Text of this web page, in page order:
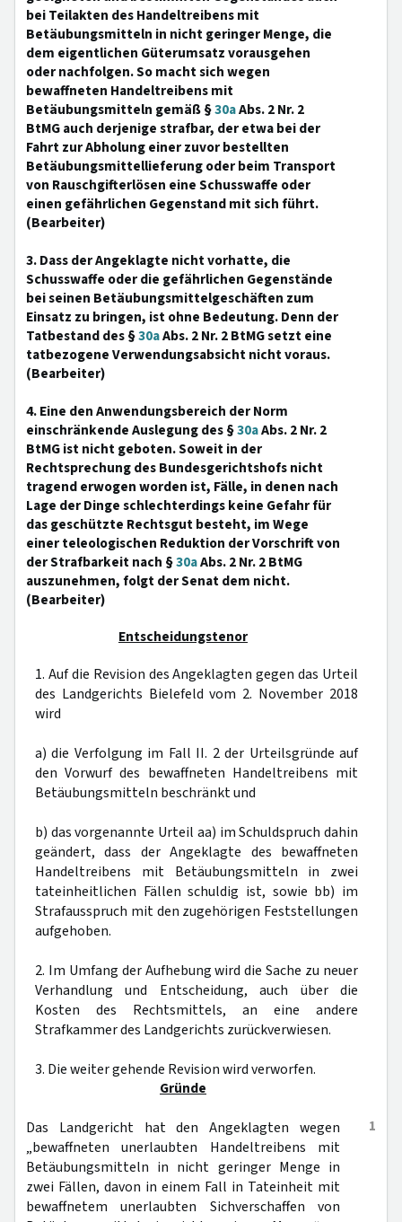
bei Teilakten des Handeltreibens mit
Betäubungsmitteln in nicht geringer Menge, die
dem eigentlichen Güterumsatz vorausgehen
oder nachfolgen. So macht sich wegen
bewaffneten Handeltreibens mit
Betäubungsmitteln gemäß §30aAbs. 2 Nr. 2
BtMG auch derjenige strafbar, der etwa bei der
Fahrt zur Abholung einer zuvor bestellten
Betäubungsmittellieferung oder beim Transport
von Rauschgifterlösen eine Schusswaffe oder
einen gefährlichen Gegenstand mit sich führt.
(Bearbeiter)
3. Dass der Angeklagte nicht vorhatte, die
Schusswaffe oder die gefährlichen Gegenstände
bei seinen Betäubungsmittelgeschäften zum
Einsatz zu bringen, ist ohne Bedeutung. Denn der
Tatbestand des §30aAbs. 2 Nr. 2 BtMG setzt eine
tatbezogene Verwendungsabsicht nicht voraus.
(Bearbeiter)
4. Eine den Anwendungsbereich der Norm
einschränkende Auslegung des §30aAbs. 2 Nr. 2
BtMG ist nicht geboten. Soweit in der
Rechtsprechung des Bundesgerichtshofs nicht
tragend erwogen worden ist, Fälle, in denen nach
Lage der Dinge schlechterdings keine Gefahr für
das geschützte Rechtsgut besteht, im Wege
einer teleologischen Reduktion der Vorschrift von
der Strafbarkeit nach §30aAbs. 2 Nr. 2 BtMG
auszunehmen, folgt der Senat dem nicht.
(Bearbeiter)
Entscheidungstenor
1. Auf die Revision des Angeklagten gegen das Urteil
des Landgerichts Bielefeld vom 2. November 2018
wird
a) die Verfolgung im Fall II. 2 der Urteilsgründe auf
den Vorwurf des bewaffneten Handeltreibens mit
Betäubungsmitteln beschränkt und
b) das vorgenannte Urteil aa) im Schuldspruch dahin
geändert, dass der Angeklagte des bewaffneten
Handeltreibens mit Betäubungsmitteln in zwei
tateinheitlichen Fällen schuldig ist, sowie bb) im
Strafausspruch mit den zugehörigen Feststellungen
aufgehoben.
2. Im Umfang der Aufhebung wird die Sache zu neuer
Verhandlung und Entscheidung, auch über die
Kosten des Rechtsmittels, an eine andere
Strafkammer des Landgerichts zurückverwiesen.
3. Die weiter gehende Revision wird verworfen.
Gründe
1
Das Landgericht hat den Angeklagten wegen
„bewaffneten unerlaubten Handeltreibens mit
Betäubungsmitteln in nicht geringer Menge in
zwei Fällen, davon in einem Fall in Tateinheit mit
bewaffnetem unerlaubten Sichverschaffen von